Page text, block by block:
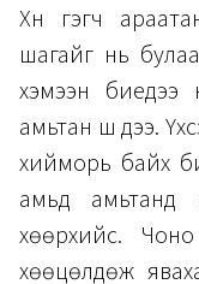
Хүн гэгч
шагайг нь
хэмээн биедээ
амьтан шүү дээ.
хийморь байх
амьд амьтанд
хөөрхийс.
хөөцөлдөж